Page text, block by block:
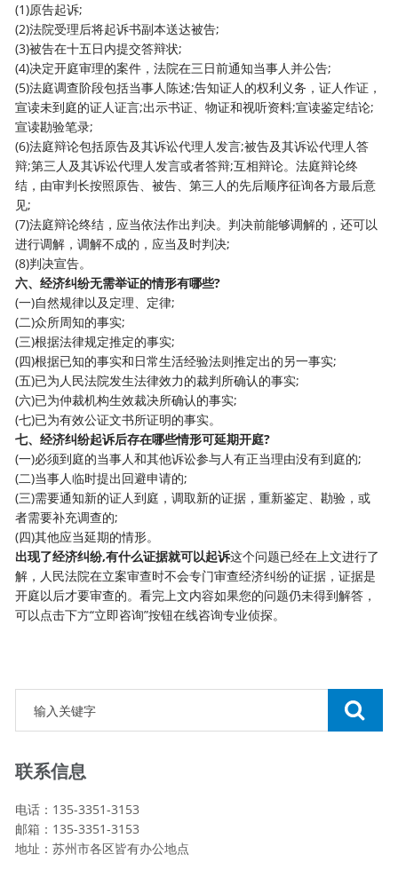
(1)原告起诉;
(2)法院受理后将起诉书副本送达被告;
(3)被告在十五日内提交答辩状;
(4)决定开庭审理的案件，法院在三日前通知当事人并公告;
(5)法庭调查阶段包括当事人陈述;告知证人的权利义务，证人作证，
宣读未到庭的证人证言;出示书证、物证和视听资料;宣读鉴定结论;
宣读勘验笔录;
(6)法庭辩论包括原告及其诉讼代理人发言;被告及其诉讼代理人答
辩;第三人及其诉讼代理人发言或者答辩;互相辩论。法庭辩论终
结，由审判长按照原告、被告、第三人的先后顺序征询各方最后意
见;
(7)法庭辩论终结，应当依法作出判决。判决前能够调解的，还可以
进行调解，调解不成的，应当及时判决;
(8)判决宣告。
六、经济纠纷无需举证的情形有哪些?
(一)自然规律以及定理、定律;
(二)众所周知的事实;
(三)根据法律规定推定的事实;
(四)根据已知的事实和日常生活经验法则推定出的另一事实;
(五)已为人民法院发生法律效力的裁判所确认的事实;
(六)已为仲裁机构生效裁决所确认的事实;
(七)已为有效公证文书所证明的事实。
七、经济纠纷起诉后存在哪些情形可延期开庭?
(一)必须到庭的当事人和其他诉讼参与人有正当理由没有到庭的;
(二)当事人临时提出回避申请的;
(三)需要通知新的证人到庭，调取新的证据，重新鉴定、勘验，或
者需要补充调查的;
(四)其他应当延期的情形。
出现了经济纠纷,有什么证据就可以起诉这个问题已经在上文进行了
解，人民法院在立案审查时不会专门审查经济纠纷的证据，证据是
开庭以后才要审查的。看完上文内容如果您的问题仍未得到解答，
可以点击下方“立即咨询”按钮在线咨询专业侦探。
联系信息
电话：135-3351-3153
邮箱：135-3351-3153
地址：苏州市各区皆有办公地点